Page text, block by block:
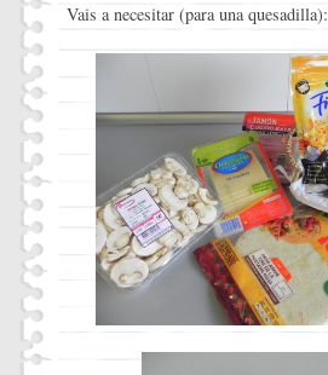
Vais a necesitar (para una quesadilla):